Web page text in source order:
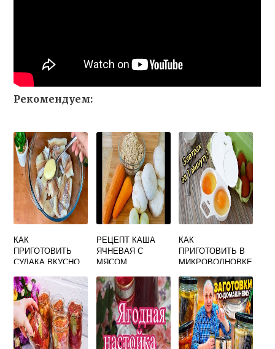
Рекомендуем:
КАК
ПРИГОТОВИТЬ
СУДАКА ВКУСНО
КАРТОШКОЙ
РЕЦЕПТ КАША
ЯЧНЕВАЯ С
МЯСОМ
КАК
ПРИГОТОВИТЬ В
МИКРОВОЛНОВКЕ